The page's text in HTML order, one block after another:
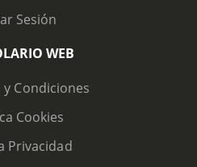
Sesión
WEB
Condiciones
Cookies
Privacidad